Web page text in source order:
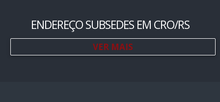
ENDEREÇO SUBSEDES EM CRO/RS
VER MAIS